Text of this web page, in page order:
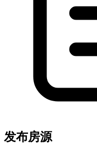
发布房源